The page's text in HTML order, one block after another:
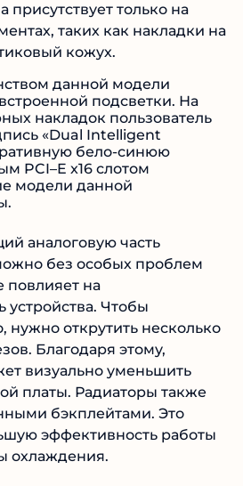
присутствует только на
таких как накладки на
кожух.
данной модели
подсветки. На
накладок пользователь
«Dual Intelligent
бело-синюю
PCI–E x16 слотом
модели данной
аналоговую часть
без особых проблем
повлияет на
устройства. Чтобы
нужно открутить несколько
Благодаря этому,
визуально уменьшить
платы. Радиаторы также
бэкплейтами. Это
эффективность работы
охлаждения.